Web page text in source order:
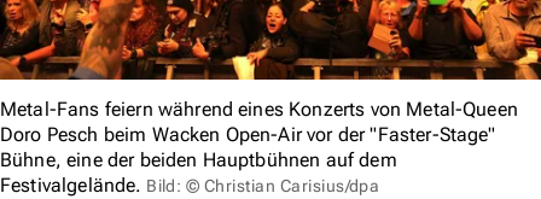
Metal-Fans feiern während eines Konzerts von Metal-Queen
Doro Pesch beim Wacken Open-Air vor der "Faster-Stage"
Bühne, eine der beiden Hauptbühnen auf dem
Festivalgelände. Bild: © Christian Carisius/dpa